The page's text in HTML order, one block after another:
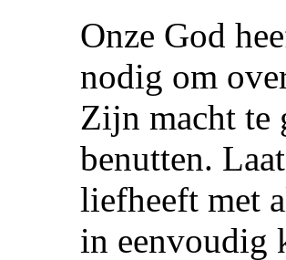
Onze God
nodig om
Zijn macht te
benutten.
liefheeft met
in eenvoudig